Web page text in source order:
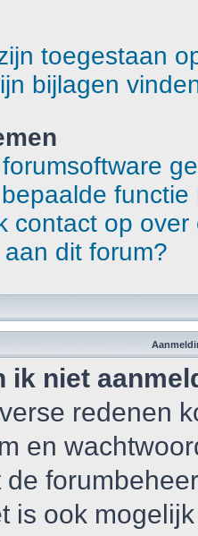
toegestaan
bijlagen
contact op
dit forum?
ik niet
redenen
en
de
is ook